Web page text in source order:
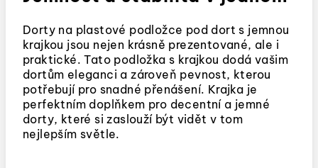
Dorty na plastové podložce pod dort s jemnou
krajkou jsou nejen krásně prezentované, ale i
praktické. Tato podložka s krajkou dodá vašim
dortům eleganci a zároveň pevnost, kterou
potřebují pro snadné přenášení. Krajka je
perfektním doplňkem pro decentní a jemné
dorty, které si zaslouží být vidět v tom
nejlepším světle.